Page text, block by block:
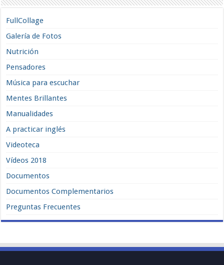
FullCollage
Galería de Fotos
Nutrición
Pensadores
Música para escuchar
Mentes Brillantes
Manualidades
A practicar inglés
Videoteca
Vídeos 2018
Documentos
Documentos Complementarios
Preguntas Frecuentes